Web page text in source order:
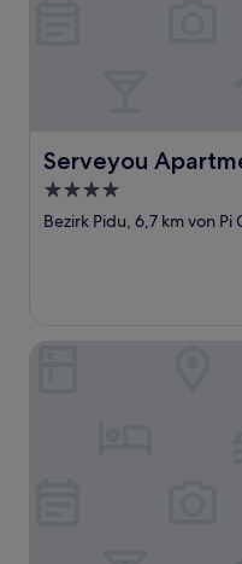
Serveyou
Serveyou Apartment
4.0-
Sterne-
Bezirk Pidu, 6,7 km von